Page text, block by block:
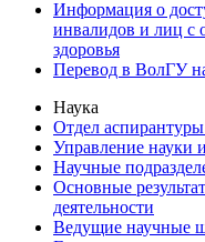
Информация о
инвалидов и лиц с
здоровья
Перевод в ВолГУ
Наука
Отдел
Управление науки
Научные
Основные
деятельности
Ведущие научные